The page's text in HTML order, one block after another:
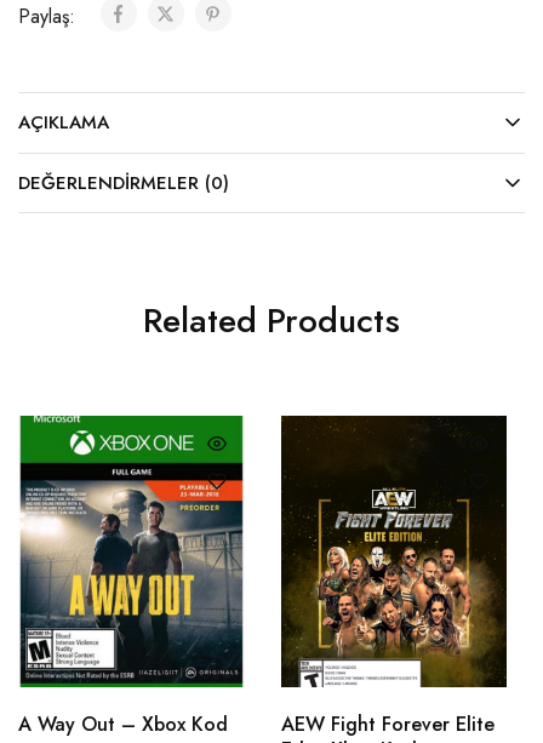
Paylaş:
AÇIKLAMA
DEĞERLENDIRMELER (0)
Related Products
A Way Out – Xbox Kod
AEW Fight Forever Elite